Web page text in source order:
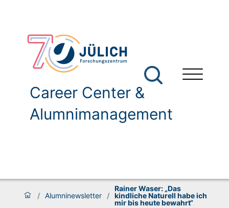
Career Center &
Alumnimanagement
/ Alumninewsletter /
Rainer Waser: „Das
kindliche Naturell habe ich
mir bis heute bewahrt“